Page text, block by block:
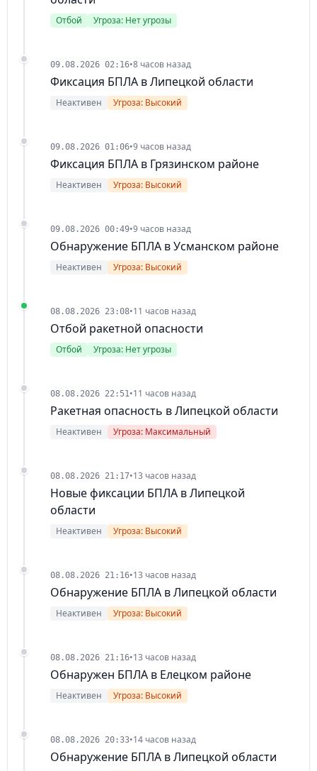
Отбой Угроза: Нет угрозы
09.08.2026 02:16•8 часов назад
Фиксация БПЛА в Липецкой области
Неактивен Угроза: Высокий
09.08.2026 01:06•9 часов назад
Фиксация БПЛА в Грязинском районе
Неактивен Угроза: Высокий
09.08.2026 00:49•9 часов назад
Обнаружение БПЛА в Усманском районе
Неактивен Угроза: Высокий
08.08.2026 23:08•11 часов назад
Отбой ракетной опасности
Отбой Угроза: Нет угрозы
08.08.2026 22:51•11 часов назад
Ракетная опасность в Липецкой области
Неактивен Угроза: Максимальный
08.08.2026 21:17•13 часов назад
Новые фиксации БПЛА в Липецкой
области
Неактивен Угроза: Высокий
08.08.2026 21:16•13 часов назад
Обнаружение БПЛА в Липецкой области
Неактивен Угроза: Высокий
08.08.2026 21:16•13 часов назад
Обнаружен БПЛА в Елецком районе
Неактивен Угроза: Высокий
08.08.2026 20:33•14 часов назад
Обнаружение БПЛА в Липецкой области